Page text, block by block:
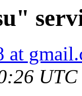
at
UTC